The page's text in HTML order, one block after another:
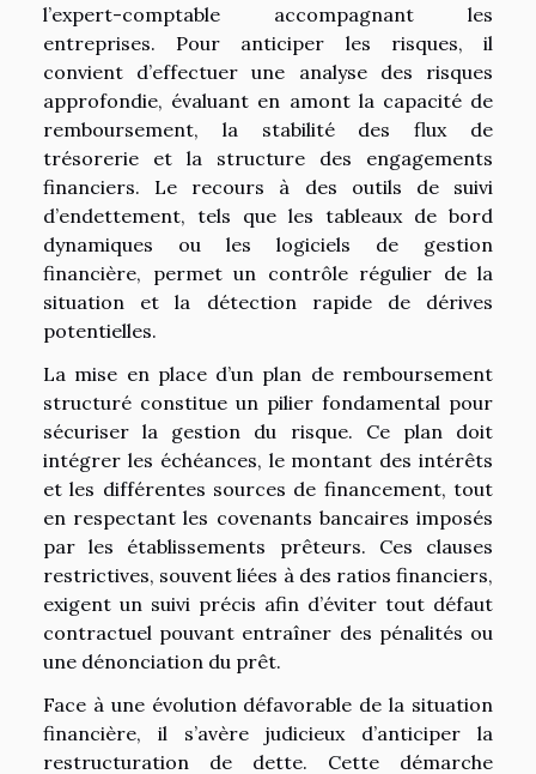
l’expert-comptable accompagnant les
entreprises. Pour anticiper les risques, il
convient d’effectuer une analyse des risques
approfondie, évaluant en amont la capacité de
remboursement, la stabilité des flux de
trésorerie et la structure des engagements
financiers. Le recours à des outils de suivi
d’endettement, tels que les tableaux de bord
dynamiques ou les logiciels de gestion
financière, permet un contrôle régulier de la
situation et la détection rapide de dérives
potentielles.
La mise en place d’un plan de remboursement
structuré constitue un pilier fondamental pour
sécuriser la gestion du risque. Ce plan doit
intégrer les échéances, le montant des intérêts
et les différentes sources de financement, tout
en respectant les covenants bancaires imposés
par les établissements prêteurs. Ces clauses
restrictives, souvent liées à des ratios financiers,
exigent un suivi précis afin d’éviter tout défaut
contractuel pouvant entraîner des pénalités ou
une dénonciation du prêt.
Face à une évolution défavorable de la situation
financière, il s’avère judicieux d’anticiper la
restructuration de dette. Cette démarche